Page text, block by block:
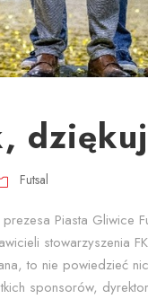
Futsal
Piasta Gliwice
stowarzyszenia
to nie powiedzieć
sponsorów,